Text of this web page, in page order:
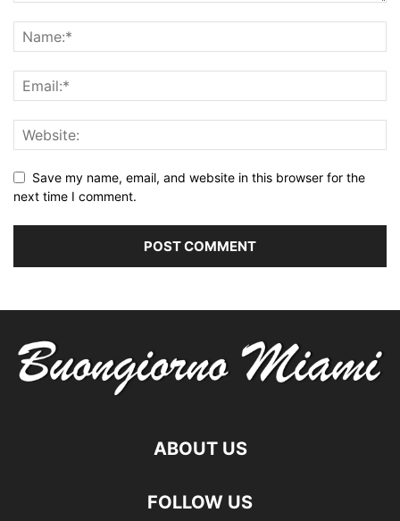
Save my name, email, and website in this browser for the
next time I comment.
ABOUT US
FOLLOW US